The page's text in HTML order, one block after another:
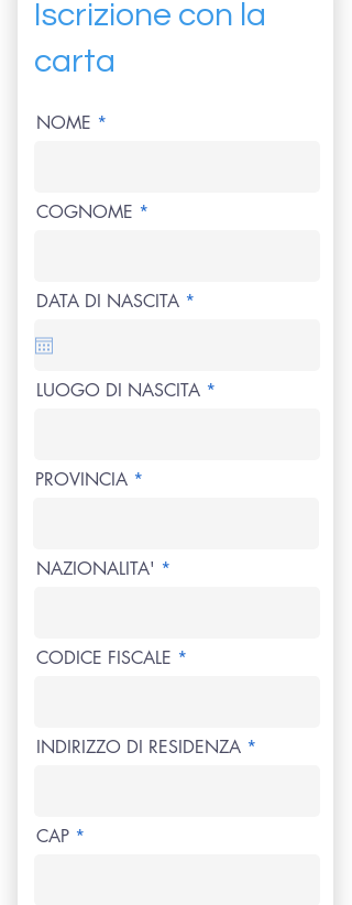
Iscrizione con la
carta
NOME
COGNOME
DATA DI NASCITA *
r
LUOGO DI NASCITA
PROVINCIA
NAZIONALITA'
CODICE FISCALE
INDIRIZZO DI RESIDENZA
CAP